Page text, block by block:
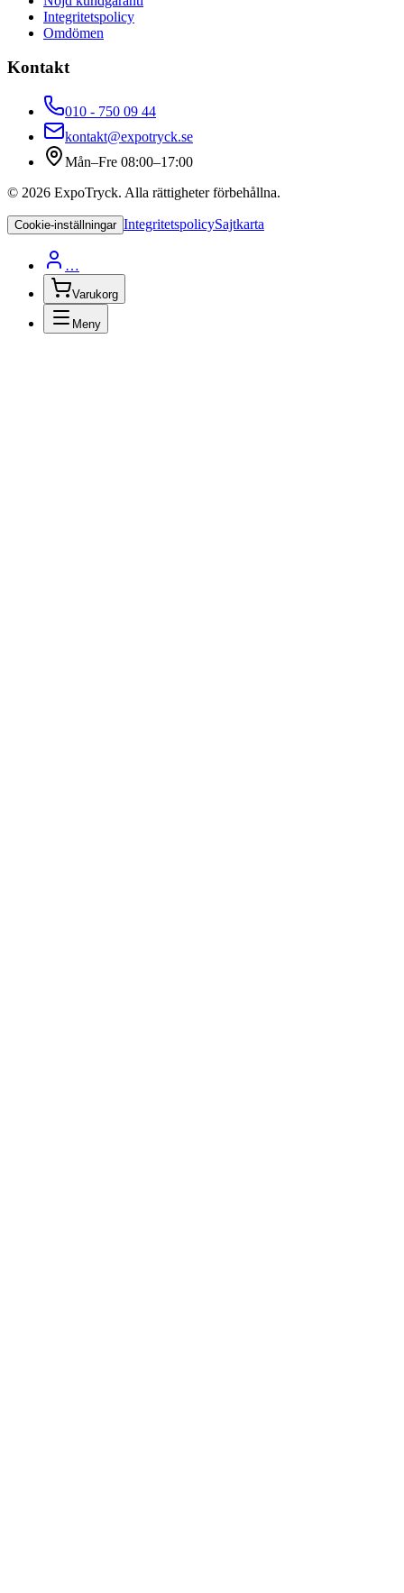
Integritetspolicy
Omdömen
Kontakt
010 - 750 09 44
kontakt@expotryck.se
Mån–Fre 08:00–17:00
© 2026 ExpoTryck. Alla rättigheter förbehållna.
Cookie-inställningar IntegritetspolicySajtkarta
…
Varukorg
Meny